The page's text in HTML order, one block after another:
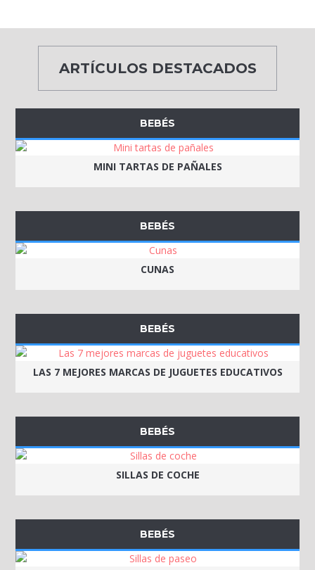
ARTÍCULOS DESTACADOS
BEBÉS
MINI TARTAS DE PAÑALES
BEBÉS
CUNAS
BEBÉS
LAS 7 MEJORES MARCAS DE JUGUETES EDUCATIVOS
BEBÉS
SILLAS DE COCHE
BEBÉS